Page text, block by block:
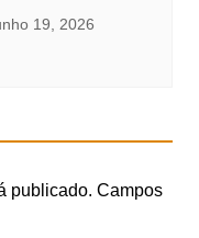
19, 2026
publicado. Campos